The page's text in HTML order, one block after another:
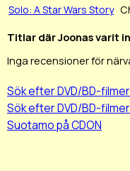
Solo: A Star Wars Story
Titlar där Joonas varit
Inga recensioner för
Sök efter DVD/BD-
Sök efter DVD/BD-
Suotamo på CDON